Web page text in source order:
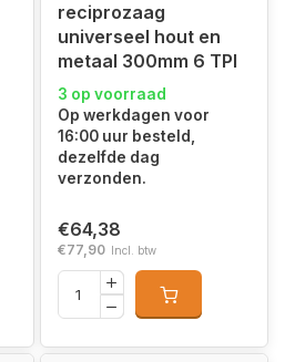
reciprozaag
universeel hout en
metaal 300mm 6 TPI
3 op voorraad
Op werkdagen voor
16:00 uur besteld,
dezelfde dag
verzonden.
€64,38
€77,90 Incl. btw